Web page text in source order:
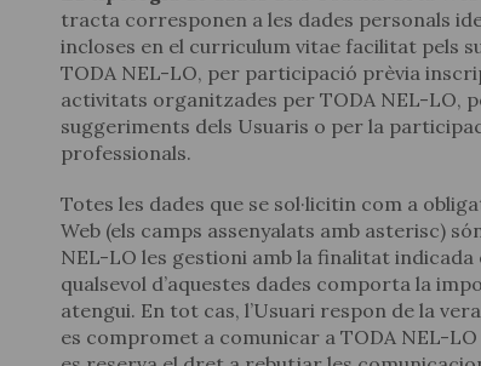
tracta corresponen a les dades personals
incloses en el curriculum vitae facilitat pels
TODA NEL-LO, per participació prèvia
activitats organitzades per TODA NEL-LO,
suggeriments dels Usuaris o per la
professionals.
Totes les dades que se sol·licitin com a
Web (els camps assenyalats amb asterisc)
NEL-LO les gestioni amb la finalitat indicada
qualsevol d’aquestes dades comporta la
atengui. En tot cas, l’Usuari respon de la
es compromet a comunicar a TODA NEL-